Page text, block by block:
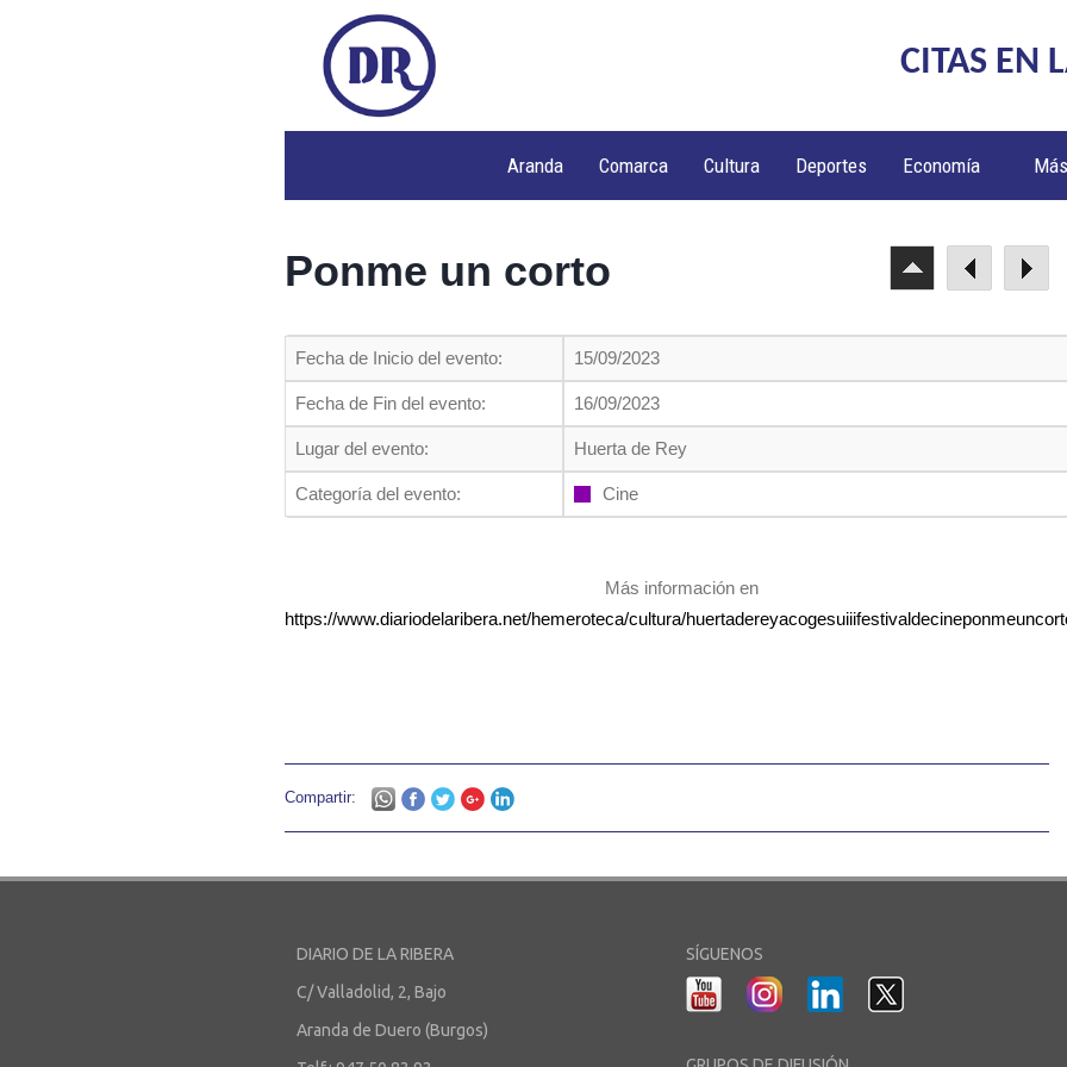
CITAS EN
Aranda Comarca Cultura Deportes Economía
Ponme un corto
Fecha de Inicio del evento: 15/09/2023
Fecha de Fin del evento: 16/09/2023
Lugar del evento: Huerta de Rey
Categoría del evento: Cine
Más información en
https://www.diariodelaribera.net/hemeroteca/cultura/
Compartir:
DIARIO DE LA RIBERA
C/ Valladolid, 2, Bajo
Aranda de Duero (Burgos)
SÍGUENOS